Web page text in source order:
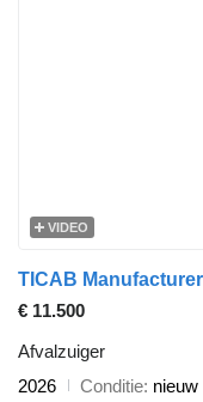
VIDEO
€ 11.500
Afvalzuiger
2026
Conditie nieuw